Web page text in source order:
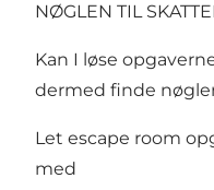
NØGLEN TIL
Kan I løse
dermed finde
Let escape room
med